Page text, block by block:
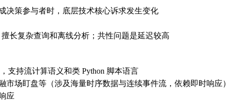
决策参与者时，底层技术核心诉求发生变化
长复杂查询和离线分析；共性问题是延迟较高
支持流计算语义和类 Python 脚本语言
市场盯盘等（涉及海量时序数据与连续事件流，依赖即时响应）
应